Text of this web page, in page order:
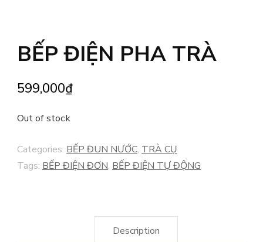
BẾP ĐIỆN PHA TRÀ
599,000₫
Out of stock
Categories: BẾP ĐUN NƯỚC, TRÀ CỤ
Tags: BẾP ĐIỆN ĐƠN, BẾP ĐIỆN TỰ ĐỘNG
Description